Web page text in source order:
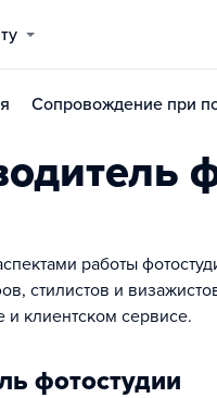
Сопровождение при
работы
стилистов и
и клиентском сервисе.
фотостудии